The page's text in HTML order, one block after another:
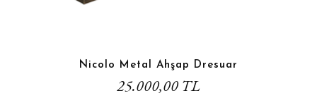
Nicolo Metal Ahşap Dresuar
25.000,00 TL